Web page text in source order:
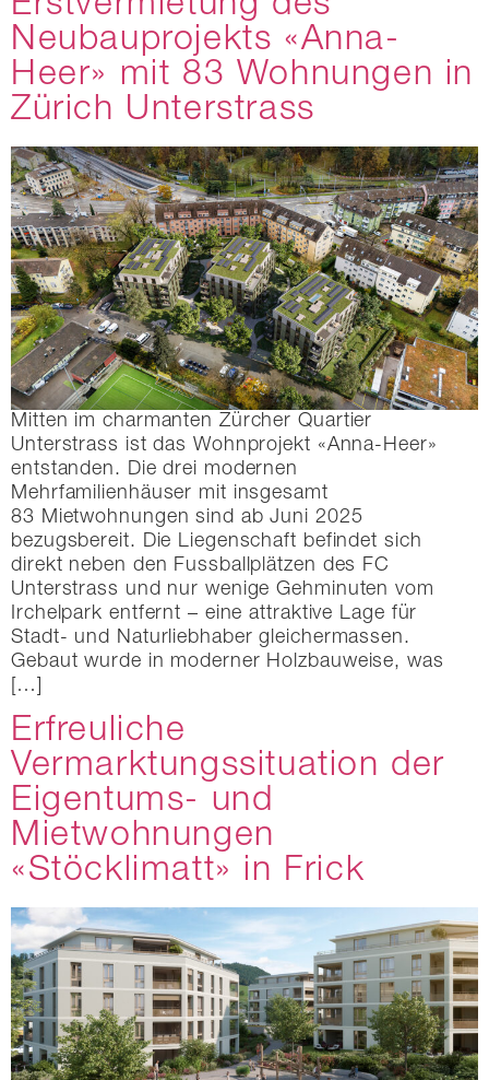
Neubauprojekts «Anna-
Heer» mit 83 Wohnungen in
Zürich Unterstrass
Mitten im charmanten Zürcher Quartier
Unterstrass ist das Wohnprojekt «Anna-Heer»
entstanden. Die drei modernen
Mehrfamilienhäuser mit insgesamt
83 Mietwohnungen sind ab Juni 2025
bezugsbereit. Die Liegenschaft befindet sich
direkt neben den Fussballplätzen des FC
Unterstrass und nur wenige Gehminuten vom
Irchelpark entfernt – eine attraktive Lage für
Stadt- und Naturliebhaber gleichermassen.
Gebaut wurde in moderner Holzbauweise, was
[…]
Erfreuliche
Vermarktungssituation der
Eigentums- und
Mietwohnungen
«Stöcklimatt» in Frick